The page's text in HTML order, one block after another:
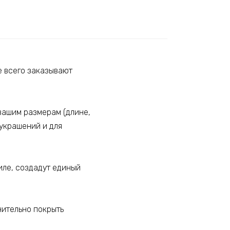
заказывают
размерам (длине,
и для
создадут единый
покрыть